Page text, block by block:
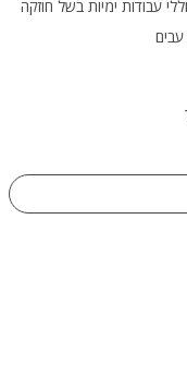
עבודות ימיות בשל חוזקה